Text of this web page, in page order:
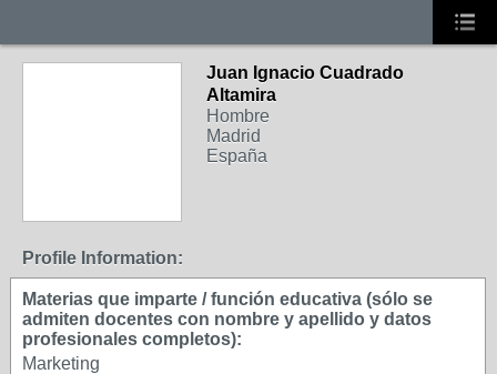
Juan Ignacio Cuadrado
Altamira
Hombre
Madrid
España
Profile Information:
Materias que imparte / función educativa (sólo se
admiten docentes con nombre y apellido y datos
profesionales completos):
Marketing